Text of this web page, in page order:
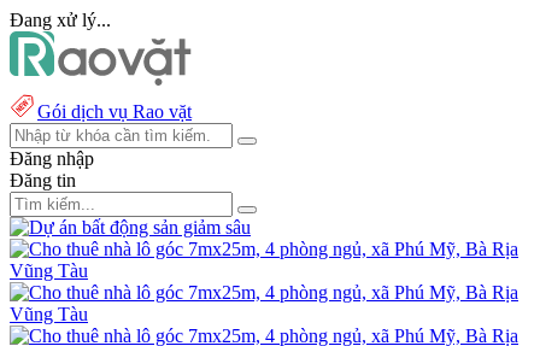
Đang xử lý...
Gói dịch vụ Rao vặt
Đăng nhập
Đăng tin